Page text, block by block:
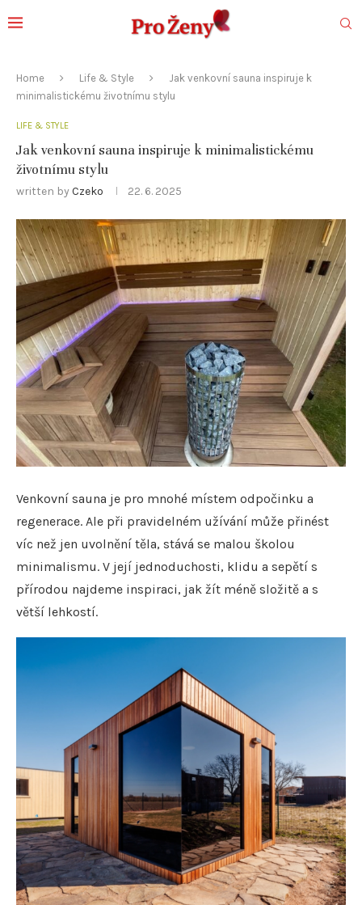
Home Life & Style
Jak venkovní sauna inspiruje k
minimalistickému životnímu stylu
LIFE & STYLE
Jak venkovní sauna inspiruje k minimalistickému
životnímu stylu
written by Czeko 22. 6. 2025
Venkovní sauna je pro mnohé místem odpočinku a
regenerace. Ale při pravidelném užívání může přinést
víc než jen uvolnění těla, stává se malou školou
minimalismu. V její jednoduchosti, klidu a sepětí s
přírodou najdeme inspiraci, jak žít méně složitě a s
větší lehkostí.